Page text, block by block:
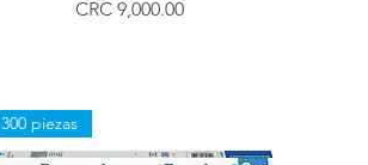
Precio
CRC 9,000.00
300 piezas